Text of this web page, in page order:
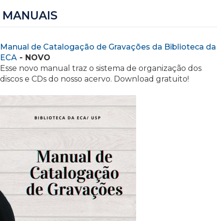
MANUAIS
Manual de Catalogação de Gravações da Biblioteca da
ECA - NOVO
Esse novo manual traz o sistema de organização dos
discos e CDs do nosso acervo. Download gratuito!